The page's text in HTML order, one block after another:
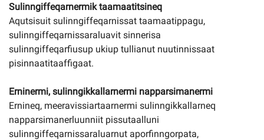
Sulinngiffeqarnermik taamaatitsineq
Aqutsisuit sulinngiffeqarnissat taamaatippagu,
sulinngiffeqarnissaraluavit sinnerisa
sulinngiffeqarfiusup ukiup tullianut nuutinnissaat
pisinnaatitaaffigaat.
Erninermi, sulinngikkallarnermi napparsimanermi
Ernineq, meeravissiartaarnermi sulinngikkallarneq
napparsimanerluunniit pissutaalluni
sulinngiffeqarnissaraluarnut aporfinngorpata,